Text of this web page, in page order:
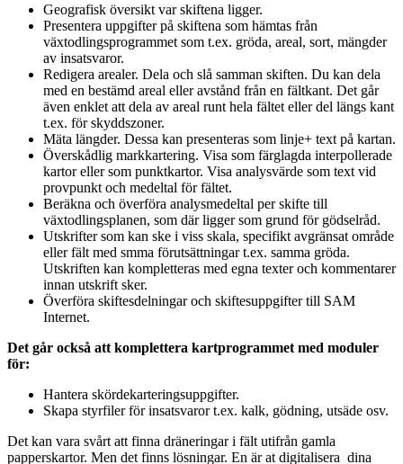
Geografisk översikt var skiftena ligger.
Presentera uppgifter på skiftena som hämtas från
växtodlingsprogrammet som t.ex. gröda, areal, sort, mängder
av insatsvaror.
Redigera arealer. Dela och slå samman skiften. Du kan dela
med en bestämd areal eller avstånd från en fältkant. Det går
även enklet att dela av areal runt hela fältet eller del längs kant
t.ex. för skyddszoner.
Mäta längder. Dessa kan presenteras som linje+ text på kartan.
Överskådlig markkartering. Visa som färglagda interpollerade
kartor eller som punktkartor. Visa analysvärde som text vid
provpunkt och medeltal för fältet.
Beräkna och överföra analysmedeltal per skifte till
växtodlingsplanen, som där ligger som grund för gödselråd.
Utskrifter som kan ske i viss skala, specifikt avgränsat område
eller fält med smma förutsättningar t.ex. samma gröda.
Utskriften kan kompletteras med egna texter och kommentarer
innan utskrift sker.
Överföra skiftesdelningar och skiftesuppgifter till SAM
Internet.
Det går också att komplettera kartprogrammet med moduler
för:
Hantera skördekarteringsuppgifter.
Skapa styrfiler för insatsvaror t.ex. kalk, gödning, utsäde osv.
Det kan vara svårt att finna dräneringar i fält utifrån gamla
papperskartor. Men det finns lösningar. En är at digitalisera dina